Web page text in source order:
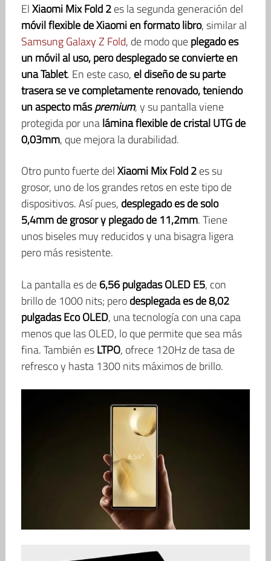
ElXiaomi Mix Fold 2es la segunda generación del
móvil flexible de Xiaomi en formato libro, similar al
Samsung Galaxy Z Fold, de modo queplegado es
un móvil al uso, pero desplegado se convierte en
una Tablet. En este caso, el diseño de su parte
trasera se ve completamente renovado, teniendo
un aspecto máspremium, y su pantalla viene
protegida por unalámina flexible de cristal UTG de
0,03mm, que mejora la durabilidad.
Otro punto fuerte delXiaomi Mix Fold 2es su
grosor, uno de los grandes retos en este tipo de
dispositivos. Así pues, desplegado es de solo
5,4mm de grosor y plegado de 11,2mm. Tiene
unos biseles muy reducidos y una bisagra ligera
pero más resistente.
La pantalla es de6,56 pulgadas OLED E5, con
brillo de 1000 nits; perodesplegada es de 8,02
pulgadas Eco OLED, una tecnología con una capa
menos que las OLED, lo que permite que sea más
fina. También esLTPO, ofrece 120Hz de tasa de
refresco y hasta 1300 nits máximos de brillo.